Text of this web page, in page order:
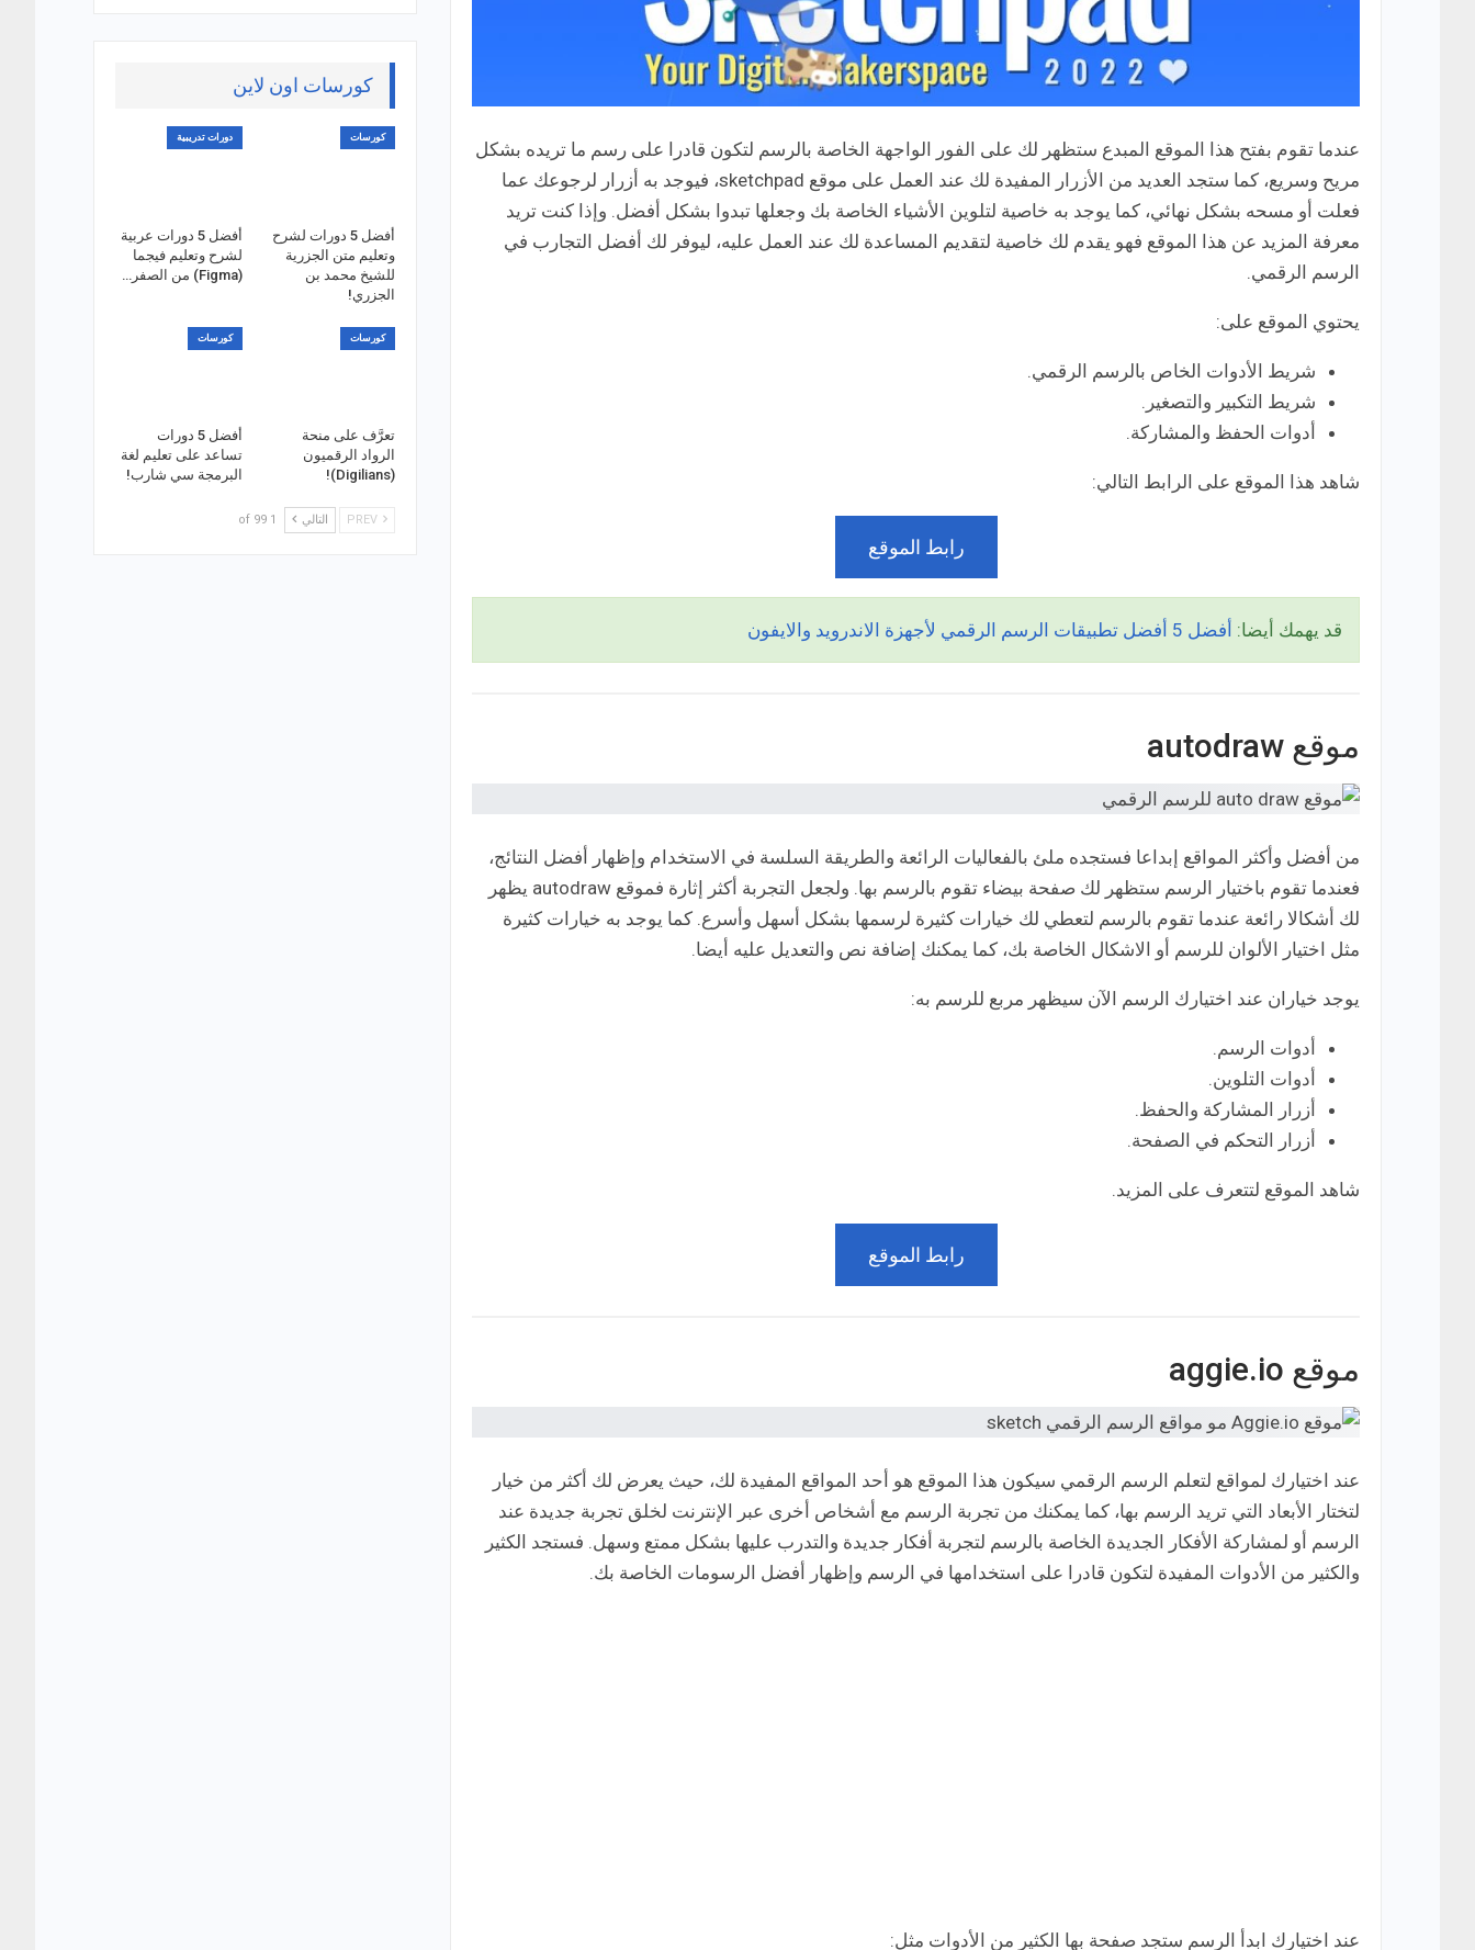
عندما تقوم بفتح هذا الموقع المبدع ستظهر لك على الفور الواجهة الخاصة بالرسم لتكون قادرا على رسم ما تريده بشكل
مريح وسريع، كما ستجد العديد من الأزرار المفيدة لك عند العمل على موقع sketchpad، فيوجد به أزرار لرجوعك عما
فعلت أو مسحه بشكل نهائي، كما يوجد به خاصية لتلوين الأشياء الخاصة بك وجعلها تبدوا بشكل أفضل. وإذا كنت تريد
معرفة المزيد عن هذا الموقع فهو يقدم لك خاصية لتقديم المساعدة لك عند العمل عليه، ليوفر لك أفضل التجارب في
الرسم الرقمي.
يحتوي الموقع على:
شريط الأدوات الخاص بالرسم الرقمي.
شريط التكبير والتصغير.
أدوات الحفظ والمشاركة.
شاهد هذا الموقع على الرابط التالي:
رابط الموقع
قد يهمك أيضا: أفضل 5 أفضل تطبيقات الرسم الرقمي لأجهزة الاندرويد والايفون
موقع autodraw
من أفضل وأكثر المواقع إبداعا فستجده ملئ بالفعاليات الرائعة والطريقة السلسة في الاستخدام وإظهار أفضل النتائج،
فعندما تقوم باختيار الرسم ستظهر لك صفحة بيضاء تقوم بالرسم بها. ولجعل التجربة أكثر إثارة فموقع autodraw يظهر
لك أشكالا رائعة عندما تقوم بالرسم لتعطي لك خيارات كثيرة لرسمها بشكل أسهل وأسرع. كما يوجد به خيارات كثيرة
مثل اختيار الألوان للرسم أو الاشكال الخاصة بك، كما يمكنك إضافة نص والتعديل عليه أيضا.
يوجد خياران عند اختيارك الرسم الآن سيظهر مربع للرسم به:
أدوات الرسم.
أدوات التلوين.
أزرار المشاركة والحفظ.
أزرار التحكم في الصفحة.
شاهد الموقع لتتعرف على المزيد.
رابط الموقع
موقع aggie.io
عند اختيارك لمواقع لتعلم الرسم الرقمي سيكون هذا الموقع هو أحد المواقع المفيدة لك، حيث يعرض لك أكثر من خيار
لتختار الأبعاد التي تريد الرسم بها، كما يمكنك من تجربة الرسم مع أشخاص أخرى عبر الإنترنت لخلق تجربة جديدة عند
الرسم أو لمشاركة الأفكار الجديدة الخاصة بالرسم لتجربة أفكار جديدة والتدرب عليها بشكل ممتع وسهل. فستجد الكثير
والكثير من الأدوات المفيدة لتكون قادرا على استخدامها في الرسم وإظهار أفضل الرسومات الخاصة بك.
عند اختيارك ابدأ الرسم ستجد صفحة بها الكثير من الأدوات مثل:
كورسات اون لاين
كورسات
أفضل 5 دورات لشرح
وتعليم متن الجزرية
للشيخ محمد بن
الجزري!
دورات تدريبية
أفضل 5 دورات عربية
لشرح وتعليم فيجما
(Figma) من الصفر…
كورسات
تعرَّف على منحة
الرواد الرقميون
(Digilians)!
كورسات
أفضل 5 دورات
تساعد على تعليم لغة
البرمجة سي شارب!
التالي 1 of 99